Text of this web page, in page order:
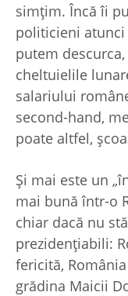
simţim. Încă îi
politicieni
putem
cheltuielile
salariului
second-hand,
poate altfel,
Şi mai este un
mai bună într-o
chiar dacă nu
prezidenţiabili:
fericită,
grădina Maicii